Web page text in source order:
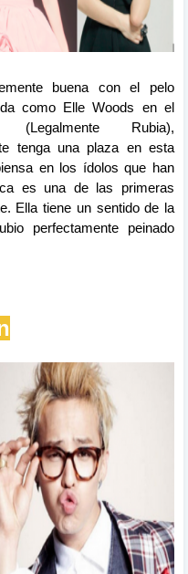
buena con el pelo
como Elle Woods en el
(LegalmenteRubia),
tenga una plaza en esta
en los ídolos que han
es una de las primeras
Ella tiene un sentido de la
perfectamente peinado